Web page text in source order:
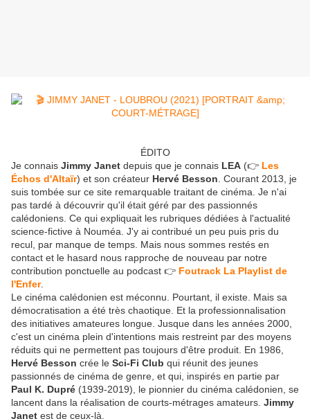
ÉDITO
Je connais Jimmy Janet depuis que je connais LEA (👉 Les
Échos d'Altaïr) et son créateur Hervé Besson . Courant 2013, je
suis tombée sur ce site remarquable traitant de cinéma. Je n'ai
pas tardé à découvrir qu'il était géré par des passionnés
calédoniens. Ce qui expliquait les rubriques dédiées à l'actualité
science-fictive à Nouméa. J'y ai contribué un peu puis pris du
recul, par manque de temps. Mais nous sommes restés en
contact et le hasard nous rapproche de nouveau par notre
contribution ponctuelle au podcast 👉 Foutrack La Playlist de
l'Enfer.
Le cinéma calédonien est méconnu. Pourtant, il existe. Mais sa
démocratisation a été très chaotique. Et la professionnalisation
des initiatives amateures longue. Jusque dans les années 2000,
c'est un cinéma plein d'intentions mais restreint par des moyens
réduits qui ne permettent pas toujours d'être produit. En 1986,
Hervé Besson crée le Sci-Fi Club qui réunit des jeunes
passionnés de cinéma de genre, et qui, inspirés en partie par
Paul K. Dupré (1939-2019), le pionnier du cinéma calédonien, se
lancent dans la réalisation de courts-métrages amateurs. Jimmy
Janet est de ceux-là.